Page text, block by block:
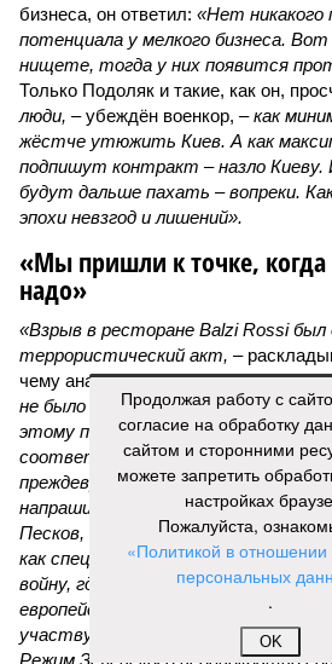
бизнеса, он ответил: «Нет
потенциала у мелкого бизнеса.
нищете, тогда у них появится
Только Подоляк и такие, как он,
люди, – убеждён военкор, –как
жёстче утюжить Киев. А как
подпишут контракт – назло Киеву.
будут дальше пахать – вопреки.
эпохи невзгод и лишений».
«Мы пришли к точке, когда
надо»
«Взрыв в ресторане Balzi Rossi был
террористический акт, –
чему аналитик и телеведущий
не было указано, кто за него
этому поводу нет официальных
соответствующих органов,
преждевременны. А вот
напрашиваются. Россия, как
Песков, находится в состоянии
как специальная военная операция,
войну, где на стороне Украины
европейские государства –
участвуют. И косвенно, но тоже
Режим Зеленского неоднократно
Продолжая работу с
согласие на обработку
сайтом и сторонними
можете запретить
настройках
Пожалуйста,
«Политикой в отношении
персональных
.
OK